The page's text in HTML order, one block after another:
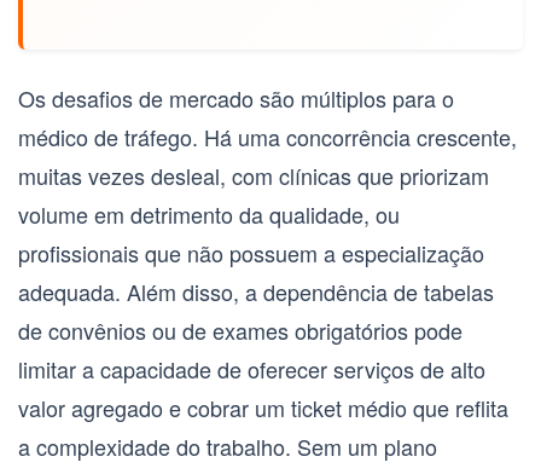
Os desafios de mercado são múltiplos para o
médico de tráfego. Há uma concorrência crescente,
muitas vezes desleal, com clínicas que priorizam
volume em detrimento da qualidade, ou
profissionais que não possuem a especialização
adequada. Além disso, a dependência de tabelas
de convênios ou de exames obrigatórios pode
limitar a capacidade de oferecer serviços de alto
valor agregado e cobrar um ticket médio que reflita
a complexidade do trabalho. Sem um plano